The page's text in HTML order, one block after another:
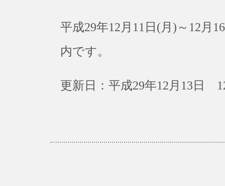
平成29年12月11日(月)～12月
内です。
更新日：平成29年12月13日